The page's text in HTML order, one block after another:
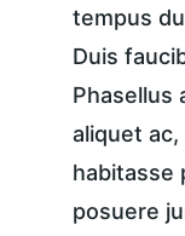
tempus
Duis
Phasellus
aliquet
habitasse
posuere